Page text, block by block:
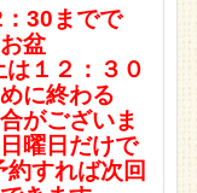
30までで
盆
１２：３０
に終わる
がございま
曜日だけで
すれば次回